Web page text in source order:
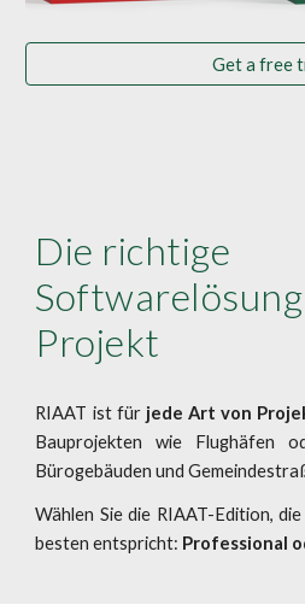
Get a free
Die richtige
Projekt
RIAAT ist für jede Art von
Bauprojekten wie Flughäfen
Bürogebäuden und
Wählen Sie die RIAAT-Edition,
besten entspricht: Professional